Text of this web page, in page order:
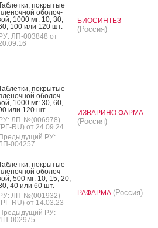
пок­ры­тые
обо­лоч­
1000 мг: 10, 30,
100 или 120 шт.
ЛП-003848 от
БИОСИНТЕЗ
(Россия)
пок­ры­тые
обо­лоч­
1000 мг: 30, 60,
или 120 шт.
ЛП-№(006978)-
RU) от 24.09.24
РУ:
004257
ИЗВАРИНО ФАРМА
(Россия)
пок­ры­тые
обо­лоч­
500 мг: 10, 15, 20,
40 или 60 шт.
ЛП-№(001932)-
RU) от 14.03.23
РУ:
002975
РАФАРМА (Россия)